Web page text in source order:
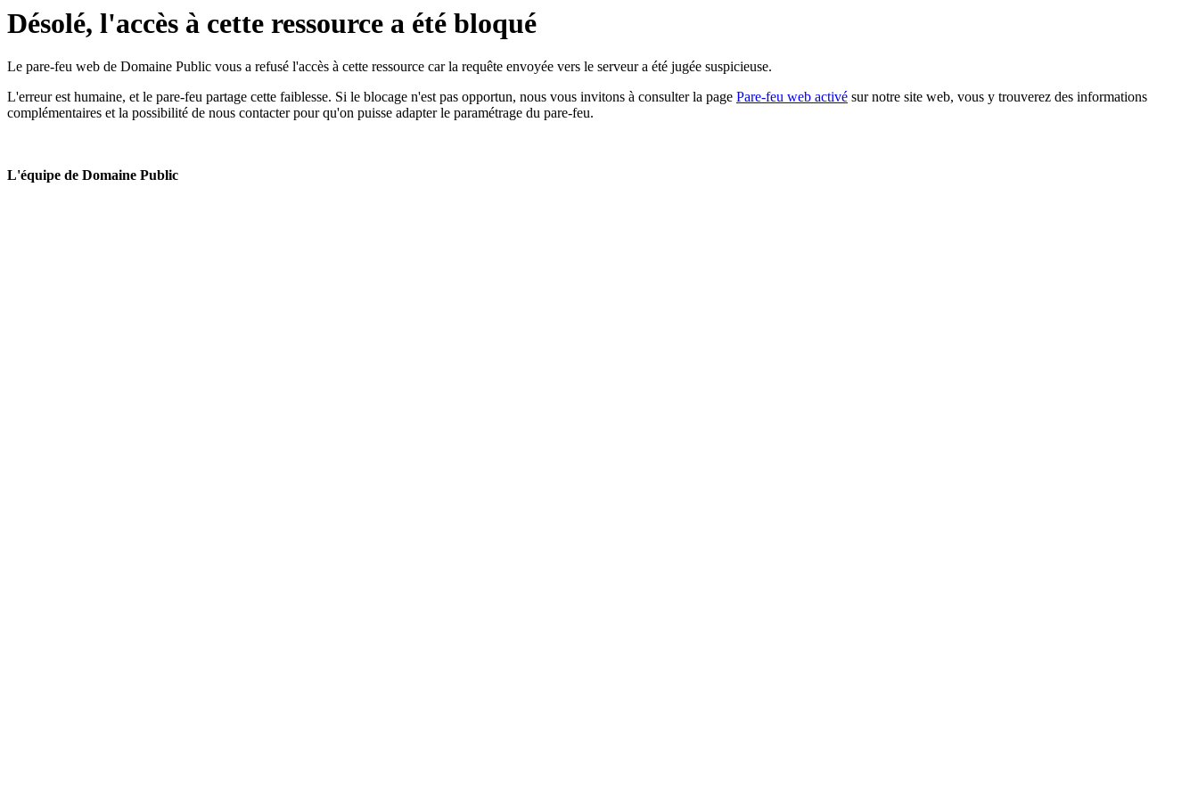
Désolé, l'accès à cette ressource a été bloqué
Le pare-feu web de Domaine Public vous a refusé l'accès à cette ressource car la requête envoyée vers le serveur a été jugée suspicieuse.
L'erreur est humaine, et le pare-feu partage cette faiblesse. Si le blocage n'est pas opportun, nous vous invitons à consulter la page Pare-feu web activé sur notre site web, vous y trouverez des informations
complémentaires et la possibilité de nous contacter pour qu'on puisse adapter le paramétrage du pare-feu.
L'équipe de Domaine Public